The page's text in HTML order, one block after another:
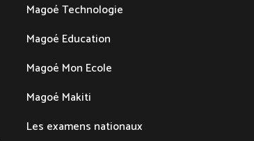
Magoé Technologie
Magoé Education
Magoé Mon Ecole
Magoé Makiti
Les examens nationaux